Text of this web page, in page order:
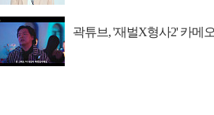
곽튜브, '재벌X형사2' 카메